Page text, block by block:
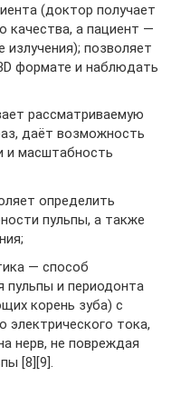
(доктор получает
качества, а пациент —
излучения); позволяет
формате и наблюдать
рассматриваемую
даёт возможность
и масштабность
определить
пульпы, а также
— способ
пульпы и периодонта
корень зуба) с
тока,
нерв, не повреждая
[8][9].